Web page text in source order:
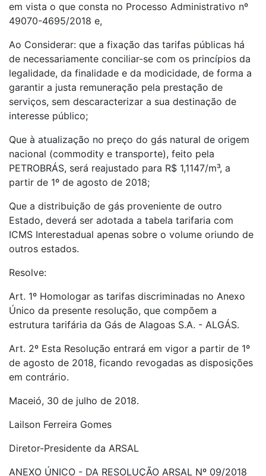
em vista o que consta no Processo Administrativo nº
49070-4695/2018 e,
Ao Considerar: que a fixação das tarifas públicas há
de necessariamente conciliar-se com os princípios da
legalidade, da finalidade e da modicidade, de forma a
garantir a justa remuneração pela prestação de
serviços, sem descaracterizar a sua destinação de
interesse público;
Que à atualização no preço do gás natural de origem
nacional (commodity e transporte), feito pela
PETROBRÁS, será reajustado para R$ 1,1147/m³, a
partir de 1º de agosto de 2018;
Que a distribuição de gás proveniente de outro
Estado, deverá ser adotada a tabela tarifaria com
ICMS Interestadual apenas sobre o volume oriundo de
outros estados.
Resolve:
Art. 1º Homologar as tarifas discriminadas no Anexo
Único da presente resolução, que compõem a
estrutura tarifária da Gás de Alagoas S.A. - ALGÁS.
Art. 2º Esta Resolução entrará em vigor a partir de 1º
de agosto de 2018, ficando revogadas as disposições
em contrário.
Maceió, 30 de julho de 2018.
Lailson Ferreira Gomes
Diretor-Presidente da ARSAL
ANEXO ÚNICO - DA RESOLUÇÃO ARSAL Nº 09/2018